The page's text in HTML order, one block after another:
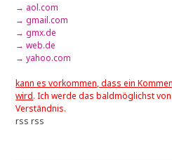
→ aol.com
→ gmail.com
→ gmx.de
→ web.de
→ yahoo.com
kann es vorkommen, dass ein
wird. Ich werde das baldmöglichst
Verständnis.
rss rss